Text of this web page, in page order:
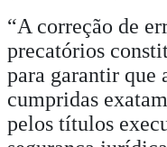
“A correção de
precatórios
para garantir que
cumpridas
pelos títulos